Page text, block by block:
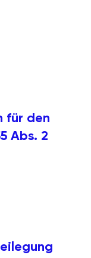
für den
Abs. 2